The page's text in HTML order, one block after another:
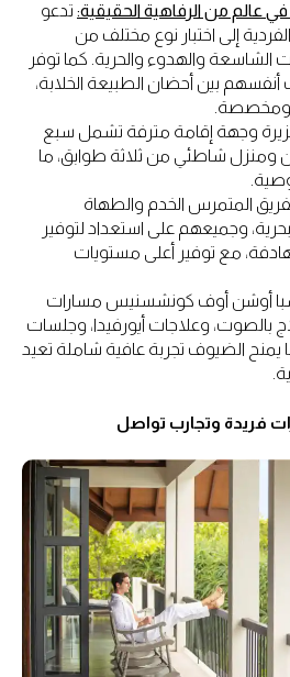
عالم من الرفاهية الحقيقية: تدعو
إلى اختبار نوع مختلف من
الشاسعة والهدوء والحرية. كما توفر
بين أحضان الطبيعة الخلابة،
ومخصصة.
وجهة إقامة مترفة تشمل سبع
ومنزل شاطئي من ثلاثة طوابق، ما
المتمرس الخدم والطهاة
وجميعهم على استعداد لتوفير
مع توفير أعلى مستويات
أوشن أوف كونشسنيس مسارات
وعلاجات أيورفيدا، وجلسات
الضيوف تجربة عافية شاملة تعيد
فريدة وتجارب تواصل